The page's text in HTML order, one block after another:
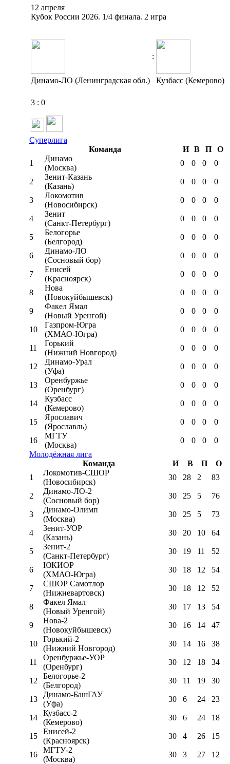
12 апреля
Кубок России 2026. 1/4 финала. 2 игра
:
Динамо-ЛО (Ленинградская обл.) Кузбасс (Кемерово)
3 : 0
Суперлига
Команда
И В П
О
1
Динамо
(Москва)
0 0 0 0
2
Зенит-Казань
(Казань)
0 0 0 0
3
Локомотив
(Новосибирск)
0 0 0 0
4
Зенит
(Санкт-Петербург)
0 0 0 0
5
Белогорье
(Белгород)
0 0 0 0
6
Динамо-ЛО
(Сосновый бор)
0 0 0 0
7
Енисей
(Красноярск)
0 0 0 0
8
Нова
(Новокуйбышевск)
0 0 0 0
9
Факел Ямал
(Новый Уренгой)
0 0 0 0
10
Газпром-Югра
(ХМАО-Югра)
0 0 0 0
11
Горький
(Нижний Новгород)
0 0 0 0
12
Динамо-Урал
(Уфа)
0 0 0 0
13
Оренбуржье
(Оренбург)
0 0 0 0
14
Кузбасс
(Кемерово)
0 0 0 0
15
Ярославич
(Ярославль)
0 0 0 0
16
МГТУ
(Москва)
0 0 0
0
Молодёжная лига
Команда
И В П
О
1
Локомотив-CШОР
(Новосибирск)
30 28 2 83
2
Динамо-ЛО-2
(Сосновый бор)
30 25 5 76
3
Динамо-Олимп
(Москва)
30 25 5 73
4
Зенит-УОР
(Казань)
30 20 10 64
5
Зенит-2
(Санкт-Петербург)
30 19 11 52
6
ЮКИОР
(ХМАО-Югра)
30 18 12 54
7
СШОР Самотлор
(Нижневартовск)
30 18 12 52
8
Факел Ямал
(Новый Уренгой)
30 17 13 54
9
Нова-2
(Новокуйбышевск)
30 16 14 47
10
Горький-2
(Нижний Новгород)
30 14 16 38
11
Оренбуржье-УОР
(Оренбург)
30 12 18 34
12
Белогорье-2
(Белгород)
30 11 19 30
13
Динамо-БашГАУ
(Уфа)
30 6 24 23
14
Кузбасс-2
(Кемерово)
30 6 24 18
15
Енисей-2
(Красноярск)
30 4 26 15
16
МГТУ-2
(Москва)
30 3 27 12